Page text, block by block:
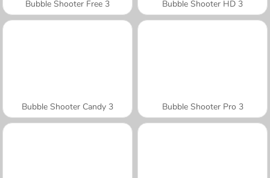
Bubble Shooter Free 3 Bubble Shooter HD 3
Bubble Shooter Candy 3 Bubble Shooter Pro 3